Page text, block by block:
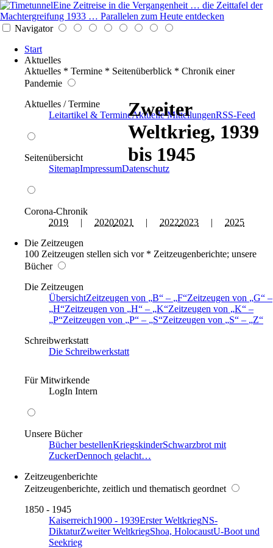
Eine Zeitreise in die Vergangenheit … die Zeittafel der
Machtergreifung 1933 … Parallelen zum Heute entdecken
Navigator
Start
Aktuelles
Aktuelles * Termine * Seitenüberblick * Chronik einer
Pandemie
Aktuelles / Termine
Leitartikel & TermineAktuelle MitteilungenRSS-Feed
Seitenübersicht
SitemapImpressumDatenschutz
Corona-Chronik
2019 | 20202021 | 20222023 | 2025
Die Zeitzeugen
100 Zeitzeugen stellen sich vor * Zeitzeugenberichte; unsere
Bücher
Die Zeitzeugen
ÜbersichtZeitzeugen von B – F Zeitzeugen von G
–
H Zeitzeugen von H – K Zeitzeugen von K
–
P Zeitzeugen von P – S Zeitzeugen von S –
Z
Schreibwerkstatt
Die Schreibwerkstatt
Für Mitwirkende
LogIn Intern
Unsere Bücher
Bücher bestellenKriegskinderSchwarzbrot mit
ZuckerDennoch gelacht…
Zeitzeugenberichte
Zeitzeugenberichte, zeitlich und thematisch geordnet
1850 - 1945
Kaiserreich1900 - 1939Erster WeltkriegNS-
DiktaturZweiter WeltkriegShoa, HolocaustU-Boot und
Seekrieg
Zweiter
Weltkrieg, 1939
bis 1945